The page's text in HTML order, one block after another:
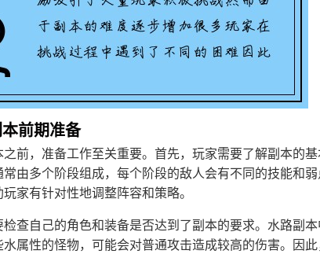
前期准备
前，准备工作至关重要。首先，玩家需要了解副本的
由多个阶段组成，每个阶段的敌人会有不同的技能和
家有针对性地调整阵容和策略。
查自己的角色和装备是否达到了副本的要求。水路副
属性的怪物，可能会对普通攻击造成较高的伤害。因